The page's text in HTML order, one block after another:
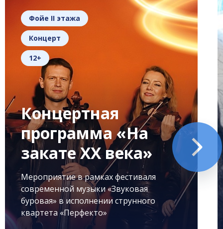
Фойе II этажа
Концерт
12+
Концертная
программа «На
закате XX века»
Мероприятие в рамках фестиваля
современной музыки «Звуковая
буровая» в исполнении струнного
квартета «Перфекто»